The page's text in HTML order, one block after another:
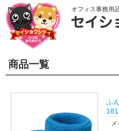
オフィス事務用
商品一覧
ふ